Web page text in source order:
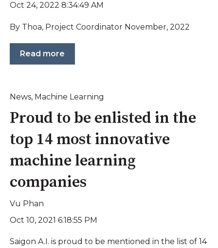
Oct 24, 2022 8:34:49 AM
By Thoa, Project Coordinator November, 2022
Read more
News, Machine Learning
Proud to be enlisted in the
top 14 most innovative
machine learning
companies
Vu Phan
Oct 10, 2021 6:18:55 PM
Saigon A.I. is proud to be mentioned in the list of 14